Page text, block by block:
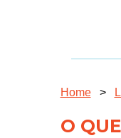
Home >
O